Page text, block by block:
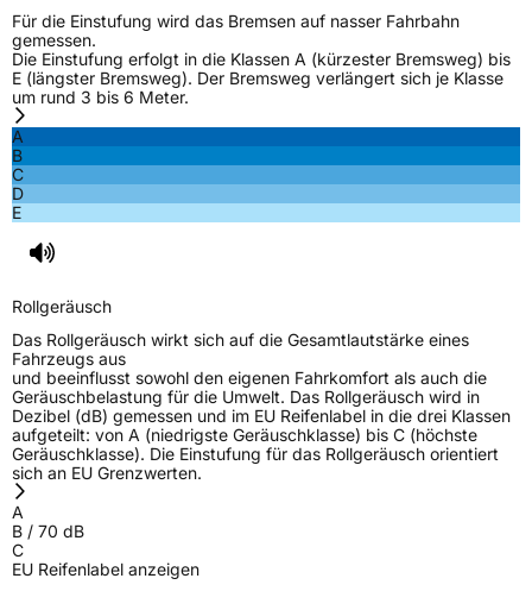
Rollgeräusch (dB)
FahrzeugklasseC2
Allgemeine Produktsicherheit (GPSR)
tyres.eu
Für die Einstufung wird das Bremsen auf nasser Fahrbahn
gemessen.
Die Einstufung erfolgt in die Klassen A (kürzester Bremsweg) bis
E (längster Bremsweg). Der Bremsweg verlängert sich je Klasse
um rund 3 bis 6 Meter.
A
B
C
D
E
Rollgeräusch
Das Rollgeräusch wirkt sich auf die Gesamtlautstärke eines
Fahrzeugs aus
und beeinflusst sowohl den eigenen Fahrkomfort als auch die
Geräuschbelastung für die Umwelt. Das Rollgeräusch wird in
Dezibel (dB) gemessen und im EU Reifenlabel in die drei Klassen
aufgeteilt: von A (niedrigste Geräuschklasse) bis C (höchste
Geräuschklasse). Die Einstufung für das Rollgeräusch orientiert
sich an EU Grenzwerten.
A
B / 70 dB
C
EU Reifenlabel anzeigen